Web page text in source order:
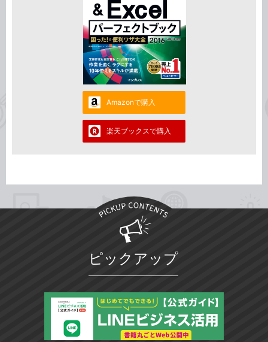
Amazonで購入
楽天ブックスで購入
ピックアップ